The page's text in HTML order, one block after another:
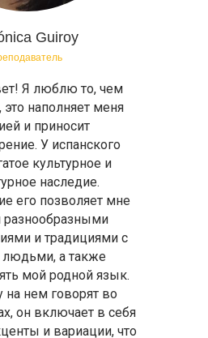
Guiroy
Я люблю то, чем
наполняет меня
и приносит
У испанского
культурное и
наследие.
его позволяет мне
разнообразными
и традициями с
людьми, а также
мой родной язык.
на нем говорят во
он включает в себя
и вариации, что